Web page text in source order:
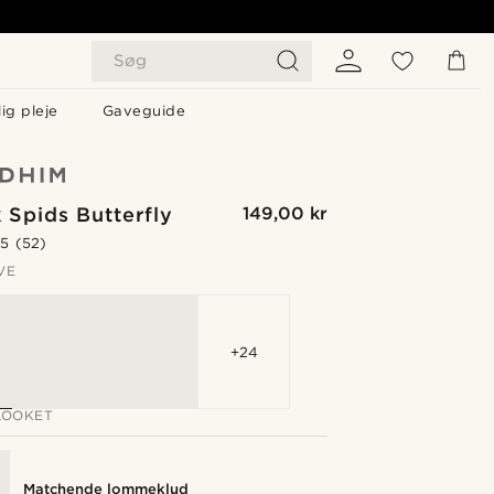
Søg
pleje Gaveguide
Spids Butterfly 149,00 kr
(52)
+24
Matchende lommeklud